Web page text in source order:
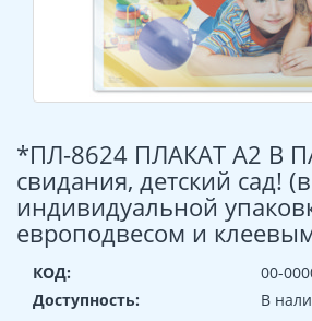
*ПЛ-8624 ПЛАКАТ А2 В
свидания, детский сад! (в
индивидуальной
европодвесом и
КОД:
00-
Доступность:
В